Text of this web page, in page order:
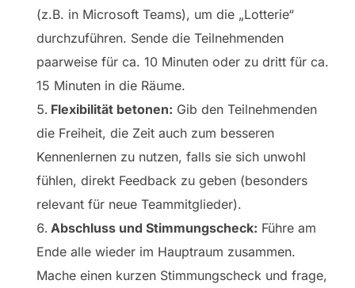
(z.B. in Microsoft Teams), um die „Lotterie“
durchzuführen. Sende die Teilnehmenden
paarweise für ca. 10 Minuten oder zu dritt für ca.
15 Minuten in die Räume.
Flexibilität betonen: Gib den Teilnehmenden
die Freiheit, die Zeit auch zum besseren
Kennenlernen zu nutzen, falls sie sich unwohl
fühlen, direkt Feedback zu geben (besonders
relevant für neue Teammitglieder).
Abschluss und Stimmungscheck: Führe am
Ende alle wieder im Hauptraum zusammen.
Mache einen kurzen Stimmungscheck und frage,